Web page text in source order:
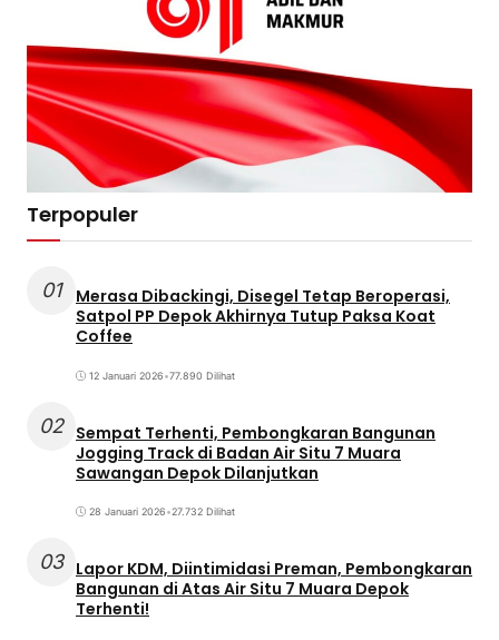
Terpopuler
01
Merasa Dibackingi, Disegel Tetap Beroperasi,
Satpol PP Depok Akhirnya Tutup Paksa Koat
Coffee
12 Januari 2026•77.890 Dilihat
02 Sempat Terhenti, Pembongkaran Bangunan
Jogging Track di Badan Air Situ 7 Muara
Sawangan Depok Dilanjutkan
28 Januari 2026•27.732 Dilihat
03 Lapor KDM, Diintimidasi Preman, Pembongkaran
Bangunan di Atas Air Situ 7 Muara Depok
Terhenti!